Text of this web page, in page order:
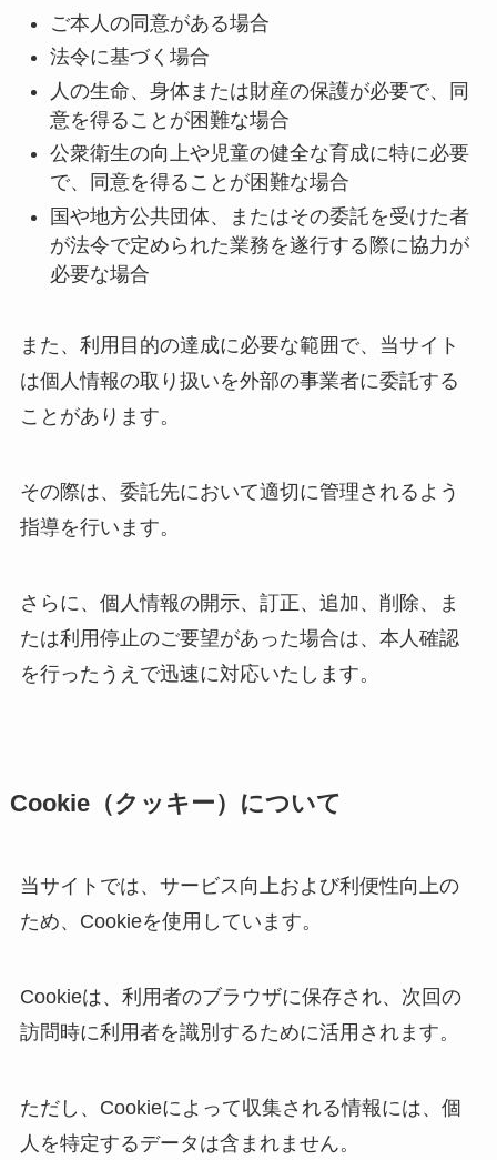
ご本人の同意がある場合
法令に基づく場合
人の生命、身体または財産の保護が必要で、同
意を得ることが困難な場合
公衆衛生の向上や児童の健全な育成に特に必要
で、同意を得ることが困難な場合
国や地方公共団体、またはその委託を受けた者
が法令で定められた業務を遂行する際に協力が
必要な場合
また、利用目的の達成に必要な範囲で、当サイト
は個人情報の取り扱いを外部の事業者に委託する
ことがあります。
その際は、委託先において適切に管理されるよう
指導を行います。
さらに、個人情報の開示、訂正、追加、削除、ま
たは利用停止のご要望があった場合は、本人確認
を行ったうえで迅速に対応いたします。
Cookie（クッキー）について
当サイトでは、サービス向上および利便性向上の
ため、Cookieを使用しています。
Cookieは、利用者のブラウザに保存され、次回の
訪問時に利用者を識別するために活用されます。
ただし、Cookieによって収集される情報には、個
人を特定するデータは含まれません。